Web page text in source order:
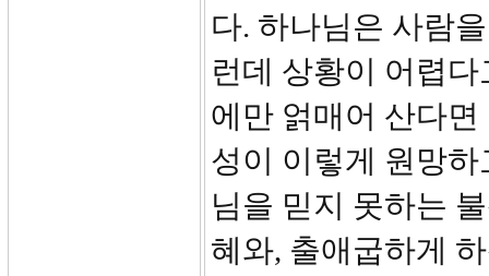
다. 하나님은 사람
런데 상황이 어렵
에만 얽매어 산다
성이 이렇게 원망
님을 믿지 못하는
혜와, 출애굽하게